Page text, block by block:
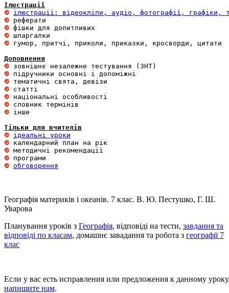
Ілюстрації
ілюстрації: відеокліпи, аудіо, фотографії, графіки,
гумор, притчі, приколи, приказки, кросворди, цитати
Доповнення
інше
Тільки для вчителів
ідеальні уроки
обговорення
Географія материків і океанів. 7 клас. В. Ю. Пестушко, Г. Ш.
Уварова
Планування уроків з Географія, відповіді на тести, завдання та
відповіді по класам, домашнє завадання та робота з географії 7
клас
Если у вас есть исправления или предложения к данному
напишите нам.